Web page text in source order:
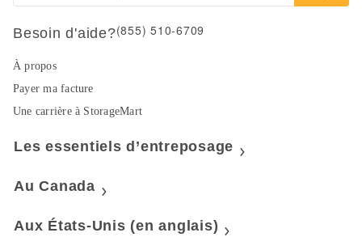
Besoin d'aide?(855) 510-6709
À propos
Payer ma facture
Une carrière à StorageMart
Les essentiels d’entreposage
Au Canada
Aux États-Unis (en anglais)